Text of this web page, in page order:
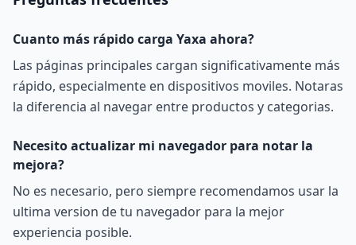
Cuanto más rápido carga Yaxa ahora?
Las páginas principales cargan significativamente más
rápido, especialmente en dispositivos moviles. Notaras
la diferencia al navegar entre productos y categorias.
Necesito actualizar mi navegador para notar la
mejora?
No es necesario, pero siempre recomendamos usar la
ultima version de tu navegador para la mejor
experiencia posible.